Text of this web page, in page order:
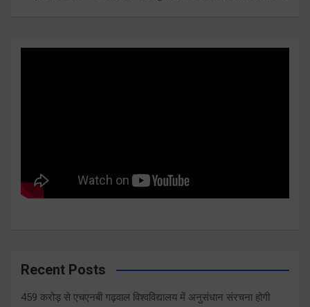
Recent Posts
459 करोड़ से एचएनबी गढ़वाल विश्वविद्यालय में अनुसंधान संरचना होगी